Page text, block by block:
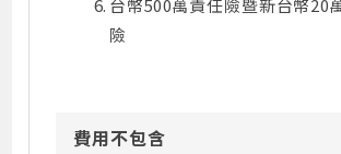
台幣500萬責任險暨新台幣20
險
費用不包含